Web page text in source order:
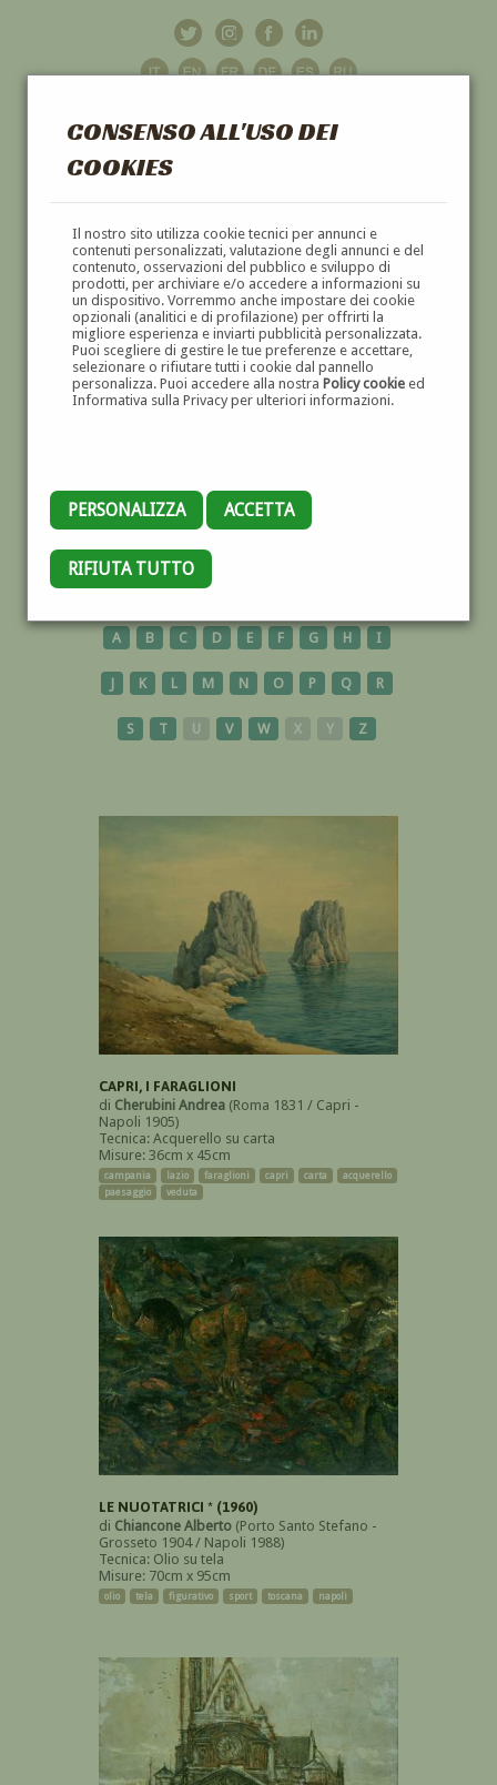
CONSENSO ALL'USO DEI
COOKIES
Il nostro sito utilizza cookie tecnici per annunci e
contenuti personalizzati, valutazione degli annunci e del
contenuto, osservazioni del pubblico e sviluppo di
prodotti, per archiviare e/o accedere a informazioni su
un dispositivo. Vorremmo anche impostare dei cookie
opzionali (analitici e di profilazione) per offrirti la
migliore esperienza e inviarti pubblicità personalizzata.
Puoi scegliere di gestire le tue preferenze e accettare,
selezionare o rifiutare tutti i cookie dal pannello
personalizza. Puoi accedere alla nostra Policy cookieed
Informativa sulla Privacy per ulteriori informazioni.
PERSONALIZZA ACCETTA
RIFIUTA TUTTO
GALLERIAD'ARTE
DIPINTI E SCULTURE '800 E '900
OPERE
A B C D E F G H I
J K L M N O P Q R
S T U V W X Y Z
CAPRI, I FARAGLIONI
di Cherubini Andrea (Roma 1831 / Capri -
Napoli 1905)
Tecnica: Acquerello su carta
Misure: 36cm x 45cm
campania lazio faraglioni capri carta
acquerello
paesaggio
veduta
LE NUOTATRICI * (1960)
di Chiancone Alberto (Porto Santo Stefano -
Grosseto 1904 / Napoli 1988)
Tecnica: Olio su tela
Misure: 70cm x 95cm
olio tela figurativo sport toscana napoli